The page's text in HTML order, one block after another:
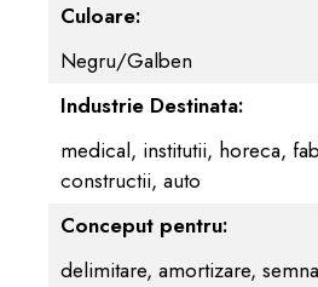
Culoare:
Negru/Galben
Industrie Destinata:
medical, institutii, horeca,
constructii, auto
Conceput pentru:
delimitare, amortizare,